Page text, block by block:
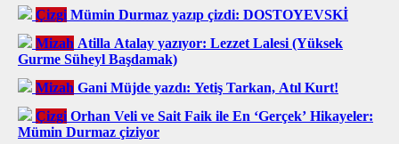
Çizgi Mümin Durmaz yazıp çizdi: DOSTOYEVSKİ
Mizah Atilla Atalay yazıyor: Lezzet Lalesi (Yüksek
Gurme Süheyl Başdamak)
Mizah Gani Müjde yazdı: Yetiş Tarkan, Atıl Kurt!
Çizgi Orhan Veli ve Sait Faik ile En ‘Gerçek’ Hikayeler:
Mümin Durmaz çiziyor